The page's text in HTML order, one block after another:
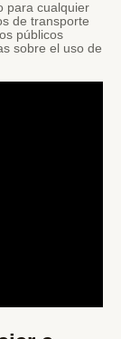
para cualquier
de transporte
públicos
sobre el uso de